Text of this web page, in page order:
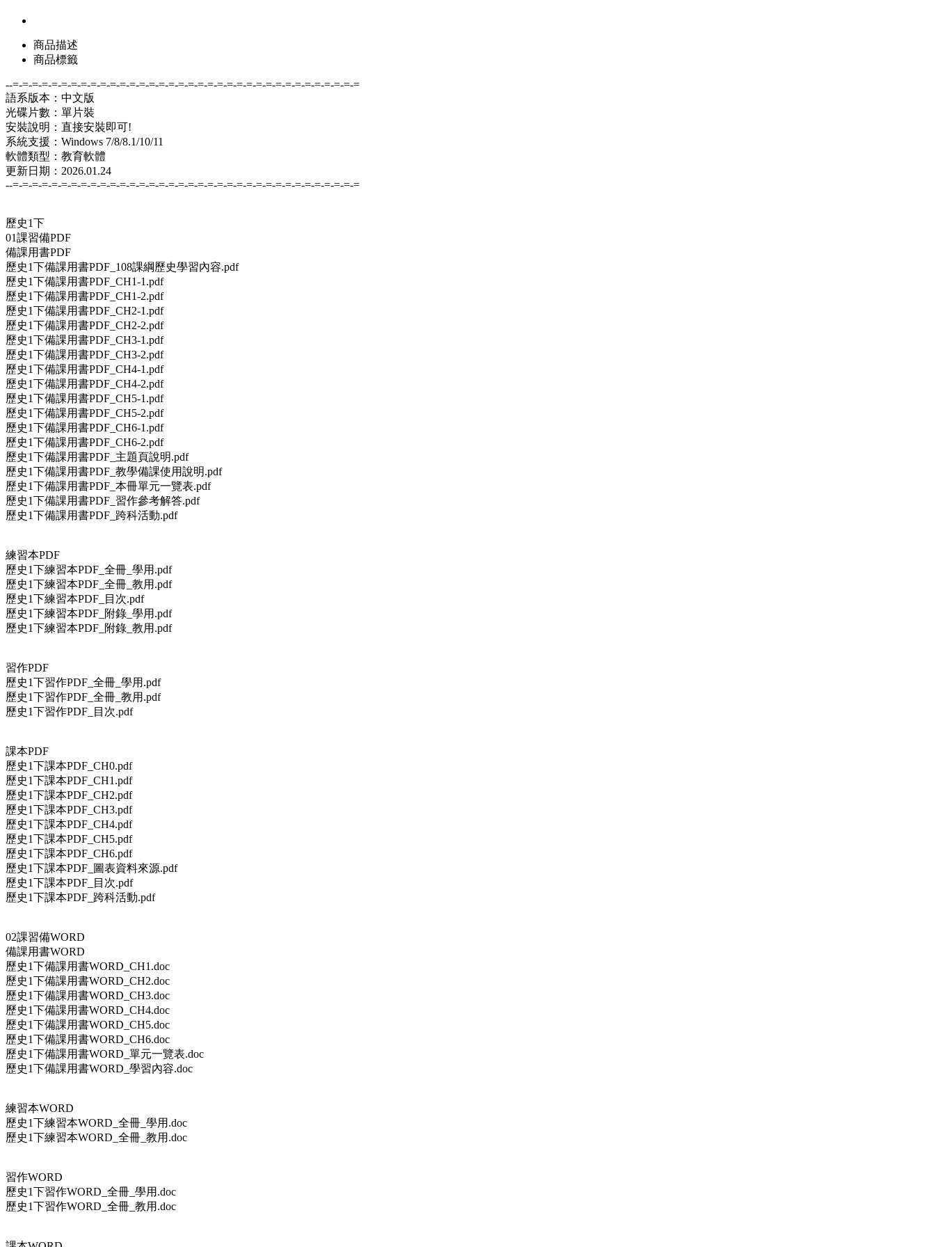
商品描述
商品標籤
--=-=-=-=-=-=-=-=-=-=-=-=-=-=-=-=-=-=-=-=-=-=-=-=-=-=-=-=-=-=-=-=-=-=-=-=
語系版本：中文版
光碟片數：單片裝
安裝說明：直接安裝即可!
系統支援：Windows 7/8/8.1/10/11
軟體類型：教育軟體
更新日期：2026.01.24
--=-=-=-=-=-=-=-=-=-=-=-=-=-=-=-=-=-=-=-=-=-=-=-=-=-=-=-=-=-=-=-=-=-=-=-=
歷史1下
01課習備PDF
備課用書PDF
歷史1下備課用書PDF_108課綱歷史學習內容.pdf
歷史1下備課用書PDF_CH1-1.pdf
歷史1下備課用書PDF_CH1-2.pdf
歷史1下備課用書PDF_CH2-1.pdf
歷史1下備課用書PDF_CH2-2.pdf
歷史1下備課用書PDF_CH3-1.pdf
歷史1下備課用書PDF_CH3-2.pdf
歷史1下備課用書PDF_CH4-1.pdf
歷史1下備課用書PDF_CH4-2.pdf
歷史1下備課用書PDF_CH5-1.pdf
歷史1下備課用書PDF_CH5-2.pdf
歷史1下備課用書PDF_CH6-1.pdf
歷史1下備課用書PDF_CH6-2.pdf
歷史1下備課用書PDF_主題頁說明.pdf
歷史1下備課用書PDF_教學備課使用說明.pdf
歷史1下備課用書PDF_本冊單元一覽表.pdf
歷史1下備課用書PDF_習作參考解答.pdf
歷史1下備課用書PDF_跨科活動.pdf
練習本PDF
歷史1下練習本PDF_全冊_學用.pdf
歷史1下練習本PDF_全冊_教用.pdf
歷史1下練習本PDF_目次.pdf
歷史1下練習本PDF_附錄_學用.pdf
歷史1下練習本PDF_附錄_教用.pdf
習作PDF
歷史1下習作PDF_全冊_學用.pdf
歷史1下習作PDF_全冊_教用.pdf
歷史1下習作PDF_目次.pdf
課本PDF
歷史1下課本PDF_CH0.pdf
歷史1下課本PDF_CH1.pdf
歷史1下課本PDF_CH2.pdf
歷史1下課本PDF_CH3.pdf
歷史1下課本PDF_CH4.pdf
歷史1下課本PDF_CH5.pdf
歷史1下課本PDF_CH6.pdf
歷史1下課本PDF_圖表資料來源.pdf
歷史1下課本PDF_目次.pdf
歷史1下課本PDF_跨科活動.pdf
02課習備WORD
備課用書WORD
歷史1下備課用書WORD_CH1.doc
歷史1下備課用書WORD_CH2.doc
歷史1下備課用書WORD_CH3.doc
歷史1下備課用書WORD_CH4.doc
歷史1下備課用書WORD_CH5.doc
歷史1下備課用書WORD_CH6.doc
歷史1下備課用書WORD_單元一覽表.doc
歷史1下備課用書WORD_學習內容.doc
練習本WORD
歷史1下練習本WORD_全冊_學用.doc
歷史1下練習本WORD_全冊_教用.doc
習作WORD
歷史1下習作WORD_全冊_學用.doc
歷史1下習作WORD_全冊_教用.doc